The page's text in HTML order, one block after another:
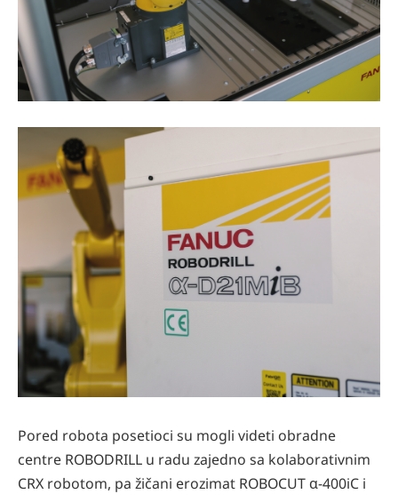
Pored robota posetioci su mogli videti obradne
centre ROBODRILL u radu zajedno sa kolaborativnim
CRX robotom, pa žičani erozimat ROBOCUT α-400iC i